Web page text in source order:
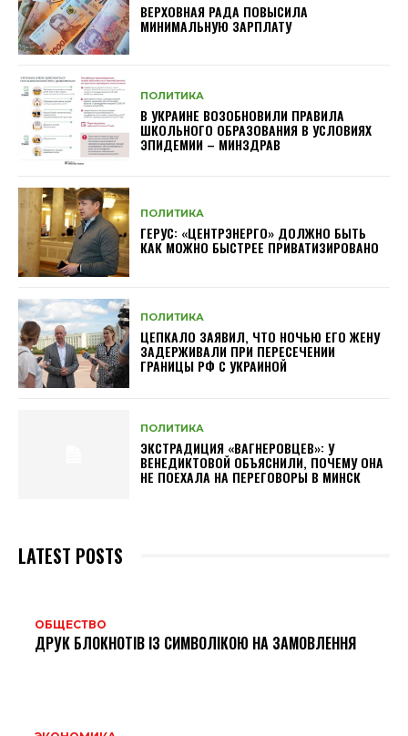
ВЕРХОВНАЯ РАДА ПОВЫСИЛА
МИНИМАЛЬНУЮ ЗАРПЛАТУ
ПОЛИТИКА
В УКРАИНЕ ВОЗОБНОВИЛИ ПРАВИЛА
ШКОЛЬНОГО ОБРАЗОВАНИЯ В УСЛОВИЯХ
ЭПИДЕМИИ – МИНЗДРАВ
ПОЛИТИКА
ГЕРУС: «ЦЕНТРЭНЕРГО» ДОЛЖНО БЫТЬ
КАК МОЖНО БЫСТРЕЕ ПРИВАТИЗИРОВАНО
ПОЛИТИКА
ЦЕПКАЛО ЗАЯВИЛ, ЧТО НОЧЬЮ ЕГО ЖЕНУ
ЗАДЕРЖИВАЛИ ПРИ ПЕРЕСЕЧЕНИИ
ГРАНИЦЫ РФ С УКРАИНОЙ
ПОЛИТИКА
ЭКСТРАДИЦИЯ «ВАГНЕРОВЦЕВ»: У
ВЕНЕДИКТОВОЙ ОБЪЯСНИЛИ, ПОЧЕМУ ОНА
НЕ ПОЕХАЛА НА ПЕРЕГОВОРЫ В МИНСК
LATEST POSTS
ОБЩЕСТВО
ДРУК БЛОКНОТІВ ІЗ СИМВОЛІКОЮ НА ЗАМОВЛЕННЯ